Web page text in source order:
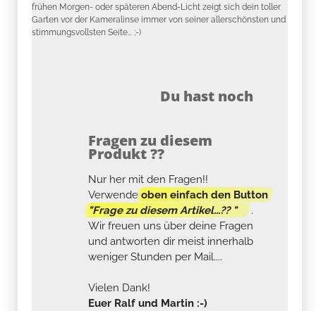
frühen Morgen- oder späteren Abend-Licht zeigt sich dein toller
Garten vor der Kameralinse immer von seiner allerschönsten und
stimmungsvollsten Seite... ;-)
Du hast noch
Fragen zu diesem
Produkt ??
Nur her mit den Fragen!!
Verwendeoben einfach den Button
"Frage zu diesem Artikel...?? "
.
Wir freuen uns über deine Fragen
und antworten dir meist innerhalb
weniger Stunden per Mail....
Vielen Dank!
Euer Ralf und Martin :-)